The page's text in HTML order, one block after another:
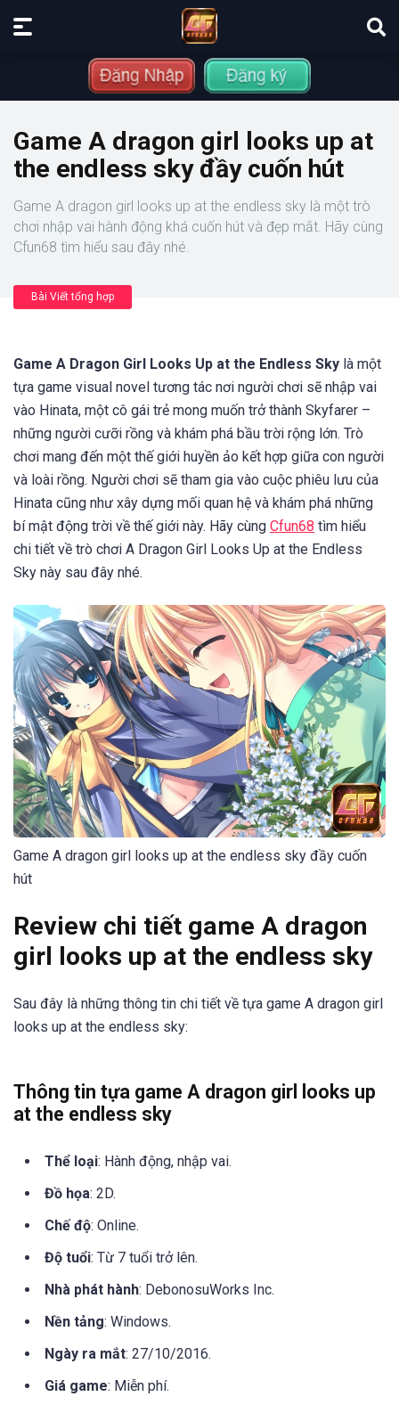
Game A dragon girl looks up at
the endless sky đầy cuốn hút
Game A dragon girl looks up at the endless sky là một trò
chơi nhập vai hành động khá cuốn hút và đẹp mắt. Hãy cùng
Cfun68 tìm hiểu sau đây nhé.
Bài Viết tổng hợp
Game A Dragon Girl Looks Up at the Endless Sky là một
tựa game visual novel tương tác nơi người chơi sẽ nhập vai
vào Hinata, một cô gái trẻ mong muốn trở thành Skyfarer –
những người cưỡi rồng và khám phá bầu trời rộng lớn. Trò
chơi mang đến một thế giới huyền ảo kết hợp giữa con người
và loài rồng. Người chơi sẽ tham gia vào cuộc phiêu lưu của
Hinata cũng như xây dựng mối quan hệ và khám phá những
bí mật động trời về thế giới này. Hãy cùng Cfun68 tìm hiểu
chi tiết về trò chơi A Dragon Girl Looks Up at the Endless
Sky này sau đây nhé.
Game A dragon girl looks up at the endless sky đầy cuốn
hút
Review chi tiết game A dragon
girl looks up at the endless sky
Sau đây là những thông tin chi tiết về tựa game A dragon girl
looks up at the endless sky:
Thông tin tựa game A dragon girl looks up
at the endless sky
Thể loại: Hành động, nhập vai.
Đồ họa: 2D.
Chế độ: Online.
Độ tuổi: Từ 7 tuổi trở lên.
Nhà phát hành: DebonosuWorks Inc.
Nền tảng: Windows.
Ngày ra mắt: 27/10/2016.
Giá game: Miễn phí.